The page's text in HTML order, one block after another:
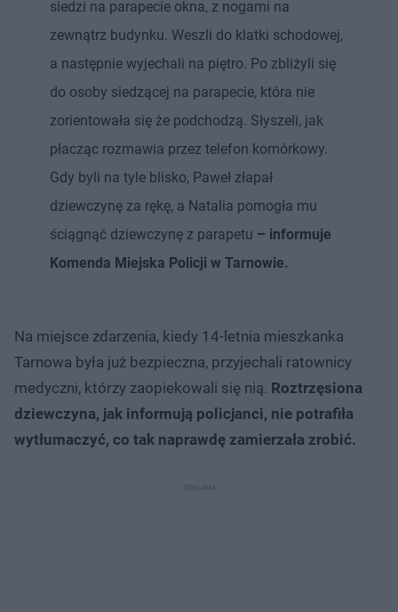
siedzi na parapecie okna, z nogami na
zewnątrz budynku. Weszli do klatki schodowej,
a następnie wyjechali na piętro. Po zbliżyli się
do osoby siedzącej na parapecie, która nie
zorientowała się że podchodzą. Słyszeli, jak
płacząc rozmawia przez telefon komórkowy.
Gdy byli na tyle blisko, Paweł złapał
dziewczynę za rękę, a Natalia pomogła mu
ściągnąć dziewczynę z parapetu – informuje
Komenda Miejska Policji w Tarnowie.
Na miejsce zdarzenia, kiedy 14-letnia mieszkanka
Tarnowa była już bezpieczna, przyjechali ratownicy
medyczni, którzy zaopiekowali się nią. Roztrzęsiona
dziewczyna, jak informują policjanci, nie potrafiła
wytłumaczyć, co tak naprawdę zamierzała zrobić.